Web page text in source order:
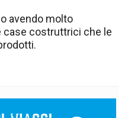
avendo molto
case costruttrici che le